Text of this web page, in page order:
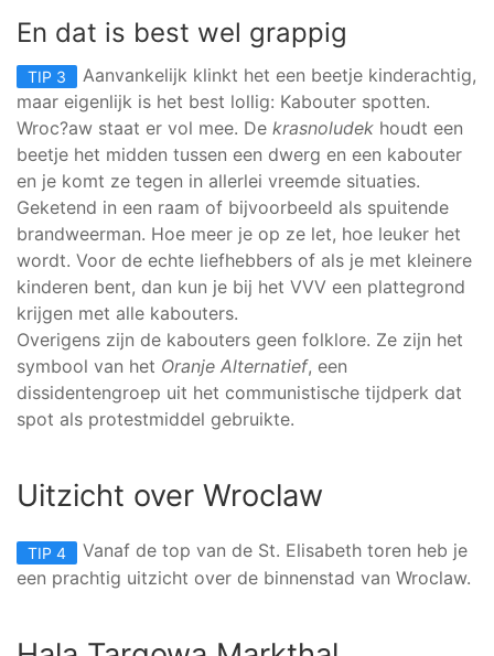
En dat is best wel grappig
TIP 3
Aanvankelijk klinkt het een beetje kinderachtig,
maar eigenlijk is het best lollig: Kabouter spotten.
Wroc?aw staat er vol mee. De krasnoludek houdt een
beetje het midden tussen een dwerg en een kabouter
en je komt ze tegen in allerlei vreemde situaties.
Geketend in een raam of bijvoorbeeld als spuitende
brandweerman. Hoe meer je op ze let, hoe leuker het
wordt. Voor de echte liefhebbers of als je met kleinere
kinderen bent, dan kun je bij het VVV een plattegrond
krijgen met alle kabouters.
Overigens zijn de kabouters geen folklore. Ze zijn het
symbool van het Oranje Alternatief, een
dissidentengroep uit het communistische tijdperk dat
spot als protestmiddel gebruikte.
Uitzicht over Wroclaw
TIP 4
Vanaf de top van de St. Elisabeth toren heb je
een prachtig uitzicht over de binnenstad van Wroclaw.